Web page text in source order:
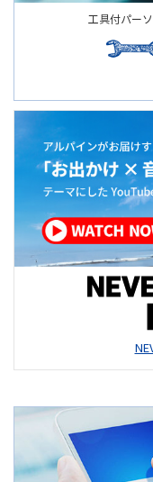
工具付パー